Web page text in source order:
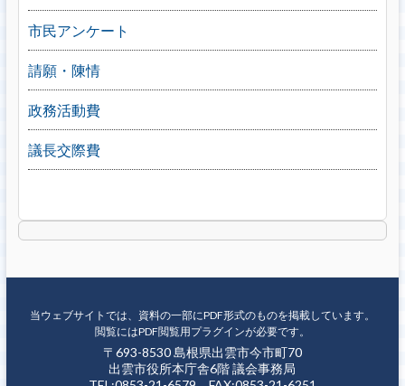
市民アンケート
請願・陳情
政務活動費
議長交際費
当ウェブサイトでは、資料の一部にPDF形式のものを掲載しています。
閲覧にはPDF閲覧用プラグインが必要です。
〒693-8530 島根県出雲市今市町70
出雲市役所本庁舎6階 議会事務局